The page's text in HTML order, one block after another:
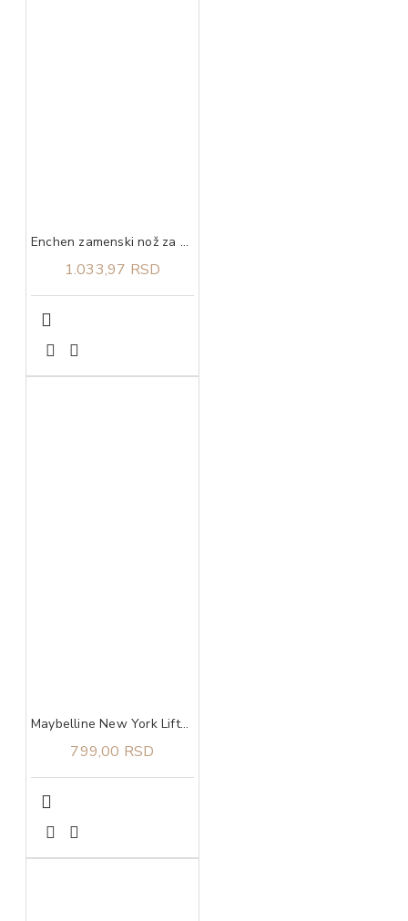
Enchen zamenski nož za Boost Black
1.033,97 RSD
Maybelline New York Lifter Glaze balzam za usne 003 rose bite
799,00 RSD